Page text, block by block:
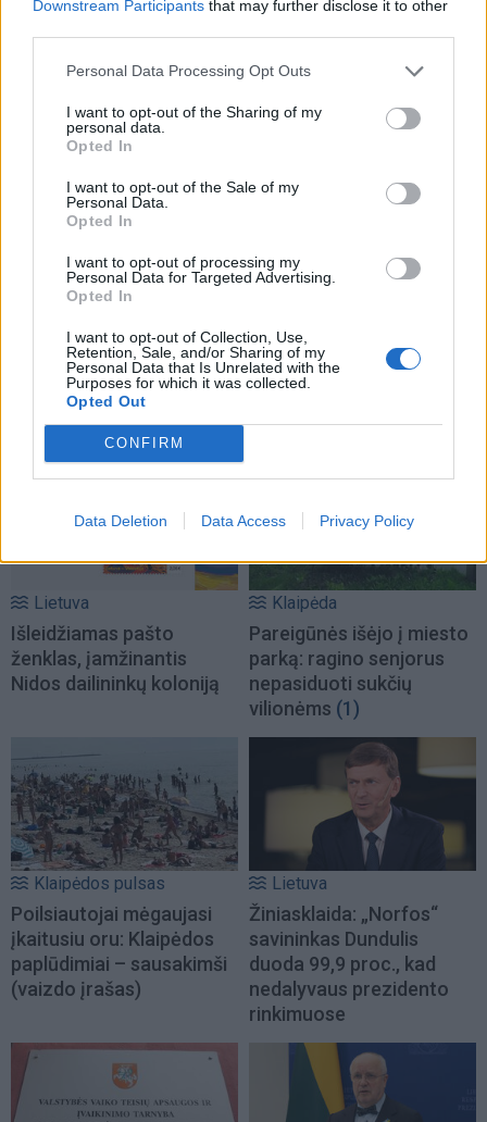
Downstream Participants that may further disclose it to other
Personal Data Processing Opt Outs
I want to opt-out of the Sharing of my
personal data.
Opted In
I want to opt-out of the Sale of my
Personal Data.
Opted In
I want to opt-out of processing my
Personal Data for Targeted Advertising.
Opted In
I want to opt-out of Collection, Use,
Retention, Sale, and/or Sharing of my
Personal Data that Is Unrelated with the
Purposes for which it was collected.
Opted Out
CONFIRM
Data Deletion Data Access Privacy Policy
TAIP PAT SKAITYKITE
Ant tako - dviratininkų ir
pėsčiųjų karas dėl
kiekvieno centimetro
Ketvirtadienį bus
palaidota pirmoji
premjerė Prunskienė
Lietuva
Išleidžiamas pašto
ženklas, įamžinantis
Nidos dailininkų koloniją
Klaipėda
Pareigūnės išėjo į miesto
parką: ragino senjorus
nepasiduoti sukčių
vilionėms (1)
Klaipėdos pulsas
Poilsiautojai mėgaujasi
įkaitusiu oru: Klaipėdos
paplūdimiai – sausakimši
(vaizdo įrašas)
Lietuva
Žiniasklaida: „Norfos“
savininkas Dundulis
duoda 99,9 proc., kad
nedalyvaus prezidento
rinkimuose